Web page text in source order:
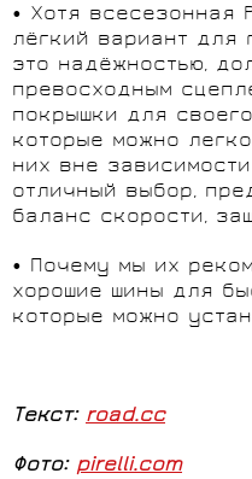
• Хотя всесезонная
лёгкий вариант для
это надёжностью,
превосходным
покрышки для
которые можно
них вне
отличный выбор,
баланс скорости,
• Почему мы их
хорошие шины для
которые можно
Текст: road.cc
Фото: pirelli.com